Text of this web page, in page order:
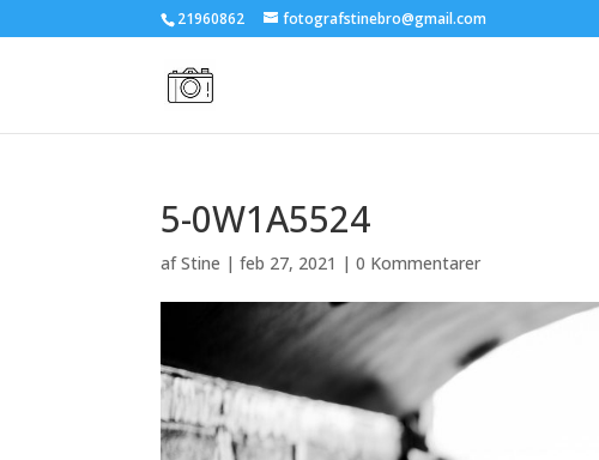
21960862 fotografstinebro@gmail.com
5-0W1A5524
afStine |feb 27, 2021 |0 Kommentarer